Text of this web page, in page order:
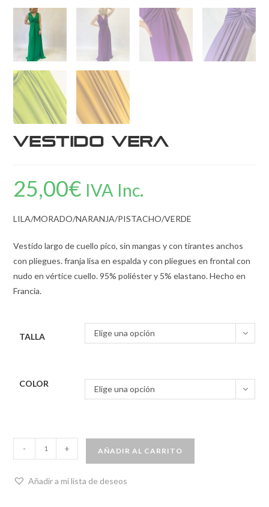
Vestido Vera
25,00€ IVA Inc.
LILA/MORADO/NARANJA/PISTACHO/VERDE
Vestido largo de cuello pico, sin mangas y con tirantes anchos
con pliegues. franja lisa en espalda y con pliegues en frontal con
nudo en vértice cuello. 95% poliéster y 5% elastano. Hecho en
Francia.
TALLA Elige una opción
COLOR
Elige una opción
- + AÑADIR AL CARRITO
Añadir a mi lista de deseos